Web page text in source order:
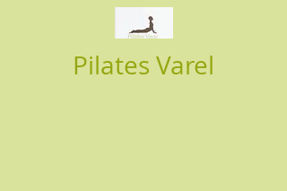
Pilates Varel